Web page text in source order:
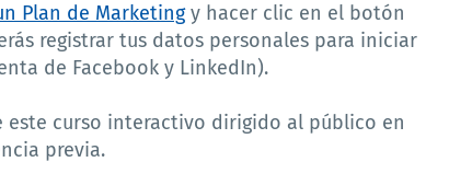
Plan de Marketingy hacer clic en el botón
registrar tus datos personales para iniciar
de Facebook y LinkedIn).
este curso interactivo dirigido al público en
previa.